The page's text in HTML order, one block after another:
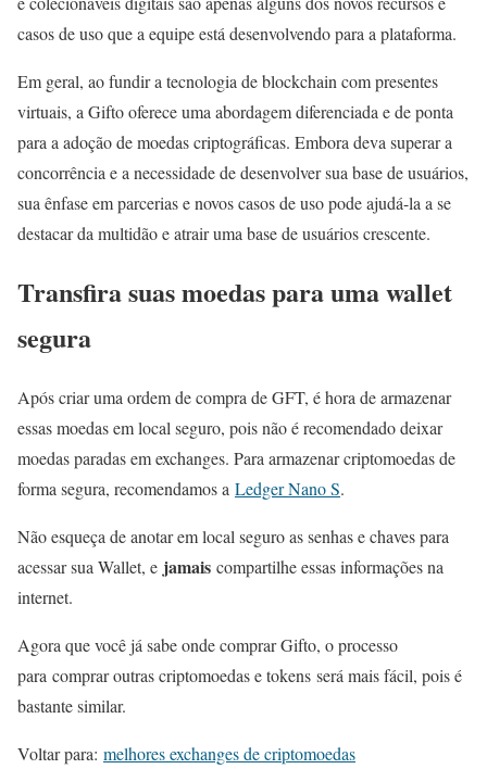
casos de uso que a equipe está desenvolvendo para a plataforma.
Em geral, ao fundir a tecnologia de blockchain com presentes
virtuais, a Gifto oferece uma abordagem diferenciada e de ponta
para a adoção de moedas criptográficas. Embora deva superar a
concorrência e a necessidade de desenvolver sua base de usuários,
sua ênfase em parcerias e novos casos de uso pode ajudá-la a se
destacar da multidão e atrair uma base de usuários crescente.
Transfira suas moedas para uma wallet
segura
Após criar uma ordem de compra de GFT, é hora de armazenar
essas moedas em local seguro, pois não é recomendado deixar
moedas paradas em exchanges. Para armazenar criptomoedas de
forma segura, recomendamos a Ledger Nano S.
Não esqueça de anotar em local seguro as senhas e chaves para
acessar sua Wallet, e jamais compartilhe essas informações na
internet.
Agora que você já sabe onde comprar Gifto, o processo
para comprar outras criptomoedas e tokens será mais fácil, pois é
bastante similar.
Voltar para: melhores exchanges de criptomoedas